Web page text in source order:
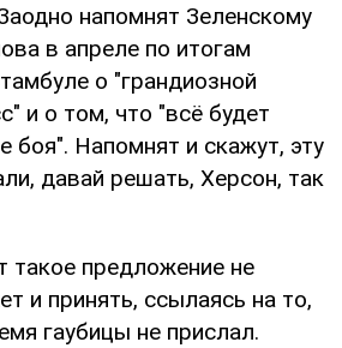
напомнят Зеленскому
в апреле по итогам
о "грандиозной
и о том, что "всё будет
боя". Напомнят и скажут, эту
давай решать, Херсон, так
такое предложение не
и принять, ссылаясь на то,
гаубицы не прислал.